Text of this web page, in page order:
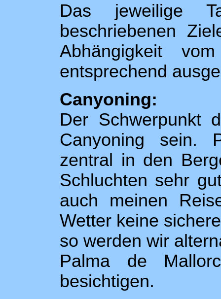
Das jeweilige
beschriebenen
Abhängigkeit
entsprechend
Canyoning:
Der Schwerpunkt
Canyoning sein.
zentral in den
Schluchten sehr
auch meinen
Wetter keine
so werden wir
Palma de
besichtigen.